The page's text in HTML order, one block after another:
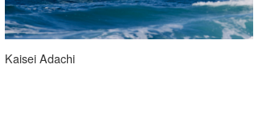
Kaisei Adachi